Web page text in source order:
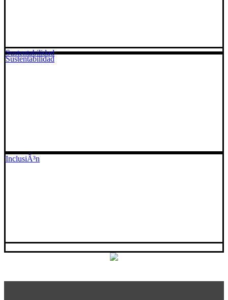
Sustentabilidad
InclusiÃ³n
Sustentabilidad